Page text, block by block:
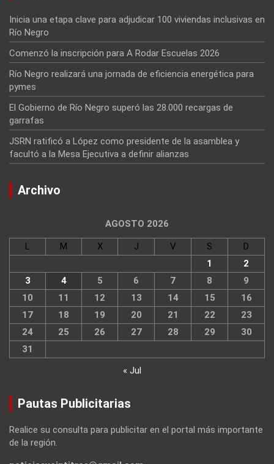
Inicia una etapa clave para adjudicar 100 viviendas inclusivas en
Río Negro
Comenzó la inscripción para A Rodar Escuelas 2026
Río Negro realizará una jornada de eficiencia energética para
pymes
El Gobierno de Río Negro superó las 28.000 recargas de
garrafas
JSRN ratificó a López como presidente de la asamblea y
facultó a la Mesa Ejecutiva a definir alianzas
Archivo
AGOSTO 2026
L M X J V S
D
1
2
3
4 5 6 7 8
9
10
11 12 13 14 15
16
17
18 19 20 21 22
23
24
25 26 27 28 29
30
31
« Jul
Pautas Publicitarias
Realice su consulta para publicitar en el portal más importante
de la región.